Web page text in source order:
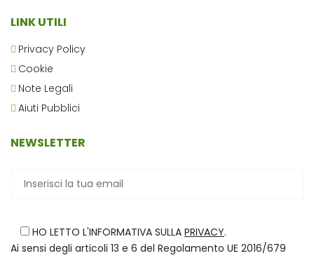
LINK UTILI
Privacy Policy
Cookie
Note Legali
Aiuti Pubblici
NEWSLETTER
HO LETTO L'INFORMATIVA SULLA PRIVACY.
Ai sensi degli articoli 13 e 6 del Regolamento UE 2016/679